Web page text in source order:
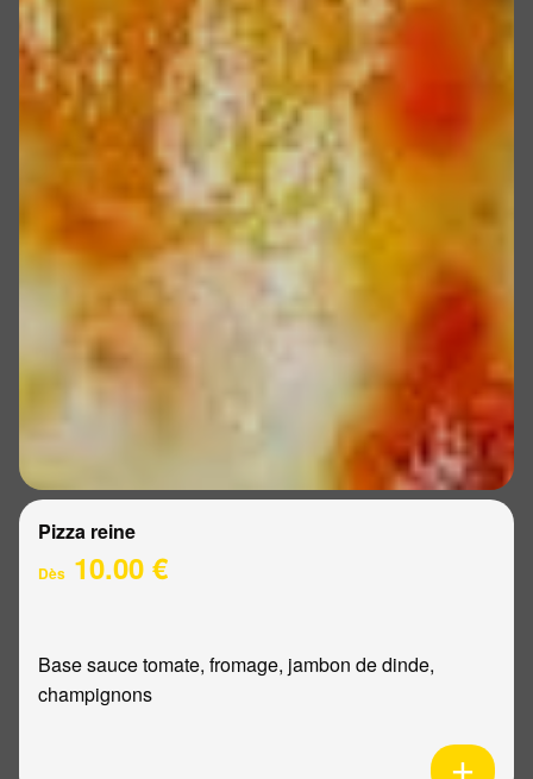
Pizza reine
Dès 10.00 €
Base sauce tomate, fromage, jambon de dinde,
champignons